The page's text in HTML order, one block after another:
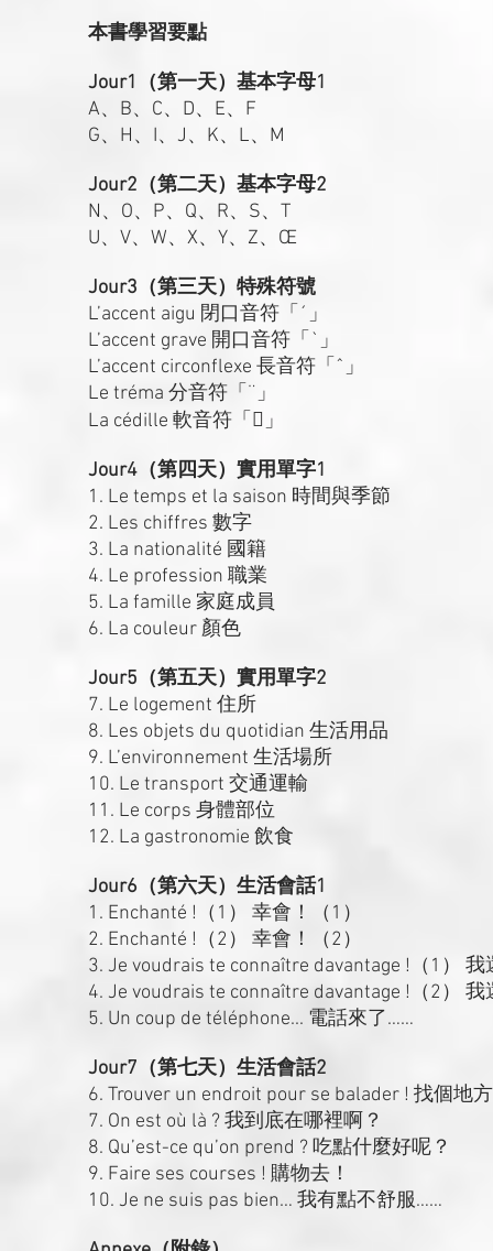
本書學習要點
Jour1（第一天）基本字母1
A、B、C、D、E、F
G、H、I、J、K、L、M
Jour2（第二天）基本字母2
N、O、P、Q、R、S、T
U、V、W、X、Y、Z、Œ
Jour3（第三天）特殊符號
L’accent aigu 閉口音符「´」
L’accent grave 開口音符「`」
L’accent circonflexe 長音符「ˆ」
Le tréma 分音符「¨」
La cédille 軟音符「」
Jour4（第四天）實用單字1
1. Le temps et la saison 時間與季節
2. Les chiffres 數字
3. La nationalité 國籍
4. Le profession 職業
5. La famille 家庭成員
6. La couleur 顏色
Jour5（第五天）實用單字2
7. Le logement 住所
8. Les objets du quotidian 生活用品
9. L’environnement 生活場所
10. Le transport 交通運輸
11. Le corps 身體部位
12. La gastronomie 飲食
Jour6（第六天）生活會話1
1. Enchanté !（1） 幸會！（1）
2. Enchanté !（2） 幸會！（2）
3. Je voudrais te connaître davantage !（1）
4. Je voudrais te connaître davantage !（2）
5. Un coup de téléphone... 電話來了……
Jour7（第七天）生活會話2
6. Trouver un endroit pour se balader ! 找個地
7. On est où là ? 我到底在哪裡啊？
8. Qu’est-ce qu’on prend ? 吃點什麼好呢？
9. Faire ses courses ! 購物去！
10. Je ne suis pas bien… 我有點不舒服……